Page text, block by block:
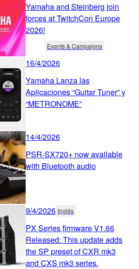
Yamaha and Steinberg join
forces at TwitchCon Europe
2026!
Events & Campaigns
16/4/2026
Yamaha Lanza las
Aplicaciones “Guitar Tuner” y
“METRONOME”
14/4/2026
PSR-SX720+ now available
with Bluetooth audio
9/4/2026 Inglés
PX Series firmware V1.66
Released: This update adds
the SP preset of CXR mk3
and CXS mk3 series.